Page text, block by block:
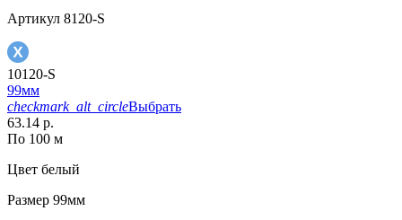
Артикул 8120-S
10120-S
99мм
checkmark_alt_circleВыбрать
63.14 р.
По 100 м
Цвет белый
Размер 99мм